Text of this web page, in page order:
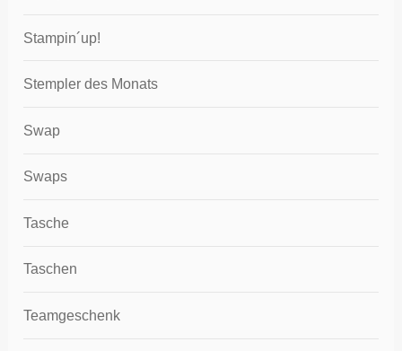
Stampin´up!
Stempler des Monats
Swap
Swaps
Tasche
Taschen
Teamgeschenk